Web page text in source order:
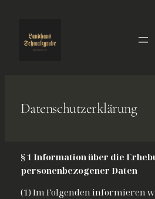
springen
Datenschutzerklärung
§ 1 Information über die
personenbezogener Daten
(1) Im Folgenden informieren